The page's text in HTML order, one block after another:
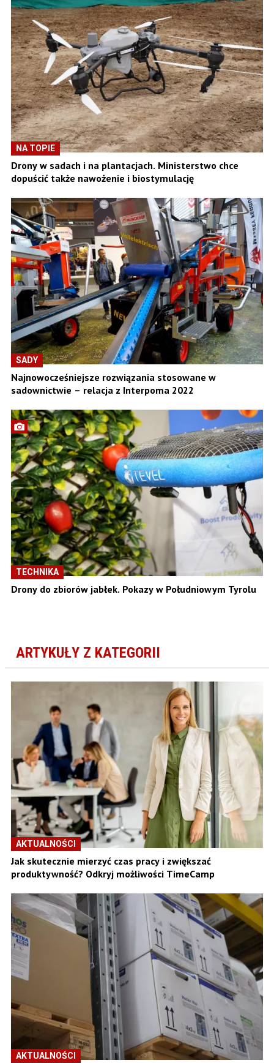
NA TOPIE
Drony w sadach i na plantacjach. Ministerstwo chce
dopuścić także nawożenie i biostymulację
SADY
Najnowocześniejsze rozwiązania stosowane w
sadownictwie – relacja z Interpoma 2022
TECHNIKA
Drony do zbiorów jabłek. Pokazy w Południowym Tyrolu
ARTYKUŁY Z KATEGORII
AKTUALNOŚCI
Jak skutecznie mierzyć czas pracy i zwiększać
produktywność? Odkryj możliwości TimeCamp
AKTUALNOŚCI